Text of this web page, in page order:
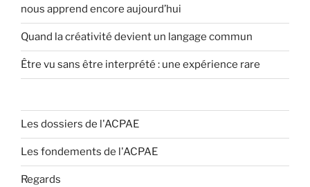
nous apprend encore aujourd’hui
Quand la créativité devient un langage commun
Être vu sans être interprété : une expérience rare
Les dossiers de l'ACPAE
Les fondements de l'ACPAE
Regards